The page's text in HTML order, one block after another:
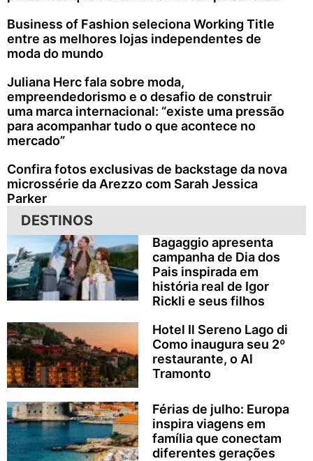
Business of Fashion seleciona Working Title
entre as melhores lojas independentes de
moda do mundo
Juliana Herc fala sobre moda,
empreendedorismo e o desafio de construir
uma marca internacional: “existe uma pressão
para acompanhar tudo o que acontece no
mercado”
Confira fotos exclusivas de backstage da nova
microssérie da Arezzo com Sarah Jessica
Parker
DESTINOS
Bagaggio apresenta
campanha de Dia dos
Pais inspirada em
história real de Igor
Rickli e seus filhos
Hotel Il Sereno Lago di
Como inaugura seu 2º
restaurante, o Al
Tramonto
Férias de julho: Europa
inspira viagens em
família que conectam
diferentes gerações